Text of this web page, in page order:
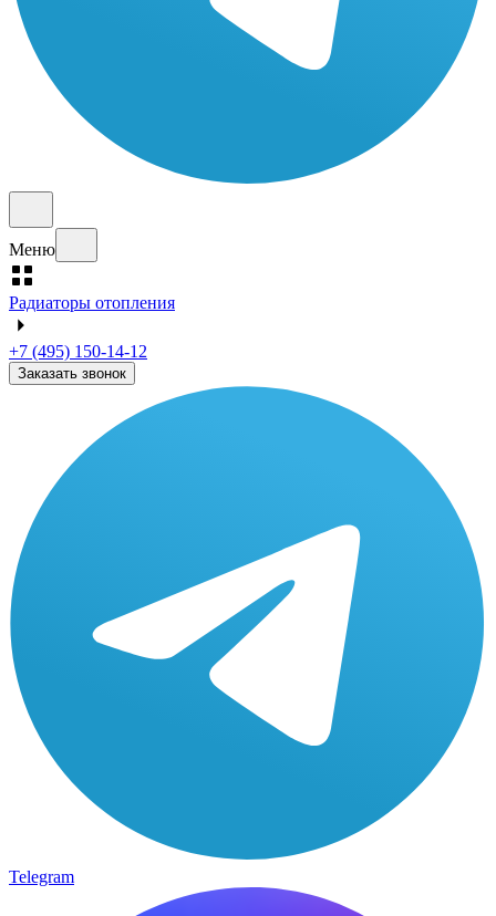
Меню
Радиаторы отопления
+7 (495) 150-14-12
Заказать звонок
Telegram